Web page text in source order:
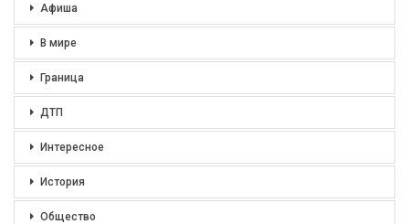
Афиша
В мире
Граница
ДТП
Интересное
История
Общество